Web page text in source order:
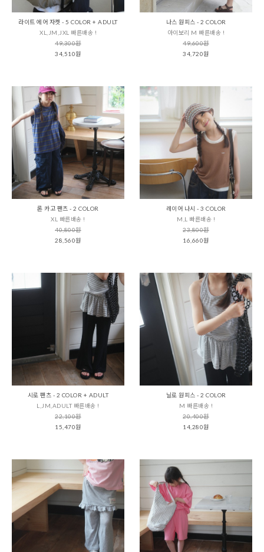
라이트 에어 자켓 - 5 COLOR + ADULT
XL,JM,JXL 빠른배송 !
49,300원
34,510원
나스 원피스 - 2 COLOR
아이보리 M 빠른배송 !
49,600원
34,720원
론 카고 팬츠 - 2 COLOR
XL 빠른배송 !
40,800원
28,560원
레이어 나시 - 3 COLOR
M,L 빠른배송 !
23,800원
16,660원
시로 팬츠 - 2 COLOR + ADULT
L,JM,ADULT 빠른배송 !
22,100원
15,470원
닐로 원피스 - 2 COLOR
M 빠른배송 !
20,400원
14,280원